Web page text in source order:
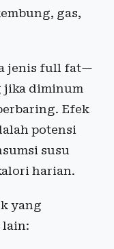
gas,
jenis full fat—
jika diminum
Efek
potensi
susu
harian.
yang
lain: